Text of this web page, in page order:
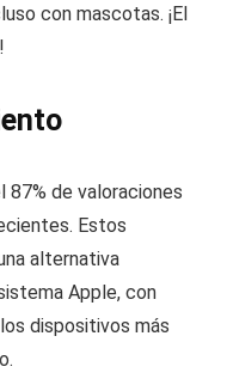
con mascotas. ¡El
87% de valoraciones
Estos
alternativa
Apple, con
dispositivos más